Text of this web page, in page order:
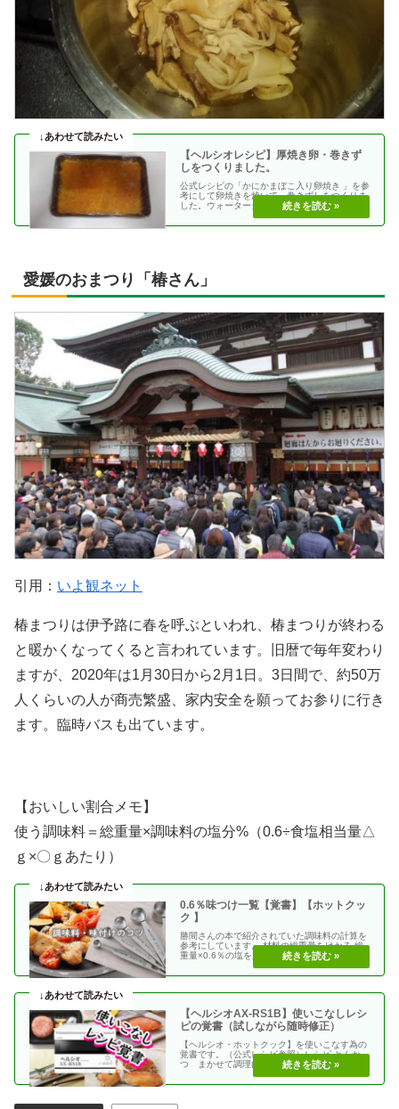
【ヘルシオレシピ】厚焼き卵・巻きず
しをつくりました。
公式レシピの「かにかまぼこ入り卵焼き 」を参
考にして卵焼きを焼いて、巻きずしをつくりま
した。ウォーターグリル → 予熱なし・約14分
愛媛のおまつり「椿さん」
引用： いよ観ネット
椿まつりは伊予路に春を呼ぶといわれ、椿まつりが終わる
と暖かくなってくると言われています。旧暦で毎年変わり
ますが、2020年は1月30日から2月1日。3日間で、約50万
人くらいの人が商売繁盛、家内安全を願ってお参りに行き
ます。臨時バスも出ています。
【おいしい割合メモ】
使う調味料＝総重量×調味料の塩分%（0.6÷食塩相当量△
ｇ×〇ｇあたり）
0.6％味つけ一覧【覚書】【ホットクッ
ク 】
勝間さんの本で紹介されていた調味料の計算を
参考にしています。 材料の総重量をはかる 総
重量×0.6％の塩を加える 使う調味料＝（総重
【ヘルシオAX-RS1B】使いこなしレシ
ピの覚書（試しながら随時修正）
【ヘルシオ・ホットクック】を使いこなす為の
覚書です。（公式レシピ参照）レシピ とんか
つ まかせて調理(網焼き・揚げる) エビフラ